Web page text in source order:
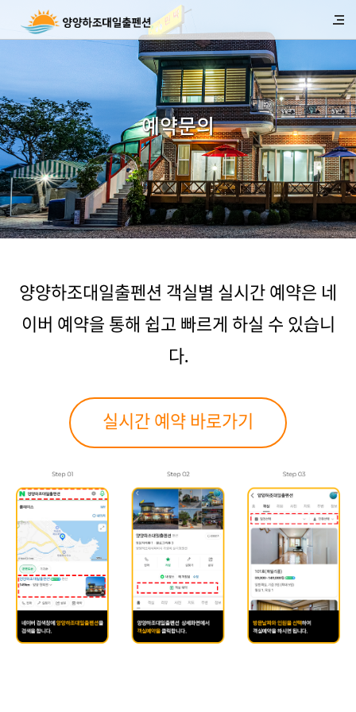
예약문의
양양하조대일출펜션 객실별 실시간 예약은 네
이버 예약을 통해 쉽고 빠르게 하실 수 있습니
다.
실시간 예약 바로가기